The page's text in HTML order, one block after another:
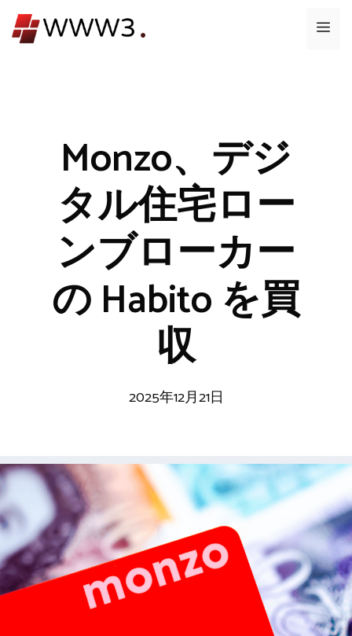
ン
メ
Monzo、デジ
タル住宅ロー
ンブローカー
の Habito を買
収
2025年12月21日